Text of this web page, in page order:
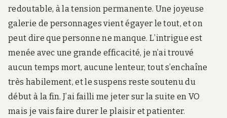
redoutable, à la tension permanente. Une joyeuse
galerie de personnages vient égayer le tout, et on
peut dire que personne ne manque. L’intrigue est
menée avec une grande efficacité, je n’ai trouvé
aucun temps mort, aucune lenteur, tout s’enchaîne
très habilement, et le suspens reste soutenu du
début à la fin. J’ai failli me jeter sur la suite en VO
mais je vais faire durer le plaisir et patienter.